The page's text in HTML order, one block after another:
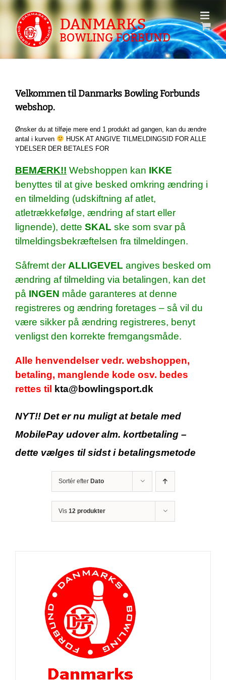
to
content
Velkommen til Danmarks Bowling Forbunds
webshop.
Ønsker du at tilføje mere end 1 produkt ad gangen, kan du ændre
antal i kurven
HUSK AT ANGIVE TILMELDINGSID FOR ALLE
YDELSER DER BETALES FOR
BEMÆRK!! Webshoppen kan IKKE
benyttes til at give besked omkring ændring i
en tilmelding (udskiftning af atlet,
atletrækkefølge, ændring af start eller
lignende), dette SKAL ske som svar på
tilmeldingsbekræftelsen fra tilmeldingen.
Såfremt der ALLIGEVEL angives besked om
ændring af tilmelding via betalingen, kan det
på INGEN måde garanteres at denne
registreres og ændring foretages – så vil du
være sikker på ændring registreres, benyt
venligst den korrekte fremgangsmåde.
Alle henvendelser vedr. webshoppen,
betaling, manglende kode osv. bedes
rettes til kta@bowlingsport.dk
NYT!! Det er nu muligt at betale med
MobilePay udover alm. kortbetaling –
dette vælges til sidst i betalingsmetode
Sortér efter Dato
Vis 12 produkter